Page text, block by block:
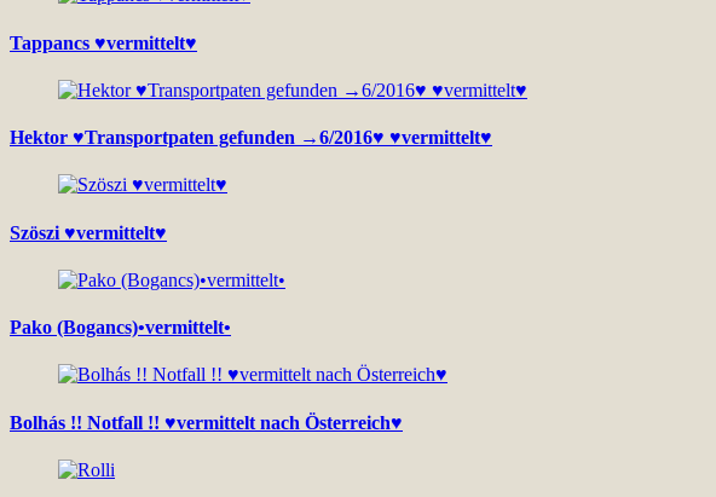
Tappancs ♥vermittelt♥
Hektor ♥Transportpaten gefunden →6/2016♥ ♥vermittelt♥
Szöszi ♥vermittelt♥
Pako (Bogancs)•vermittelt•
Bolhás !! Notfall !! ♥vermittelt nach Österreich♥